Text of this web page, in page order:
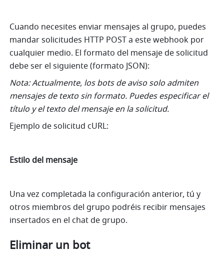
Cuando necesites enviar mensajes al grupo, puedes
mandar solicitudes HTTP POST a este webhook por
cualquier medio. El formato del mensaje de solicitud
debe ser el siguiente (formato JSON):
Nota: Actualmente, los bots de aviso solo admiten
mensajes de texto sin formato. Puedes especificar el
título y el texto del mensaje en la solicitud.
Ejemplo de solicitud cURL:
Estilo del mensaje
Una vez completada la configuración anterior, tú y
otros miembros del grupo podréis recibir mensajes
insertados en el chat de grupo.
Eliminar un bot